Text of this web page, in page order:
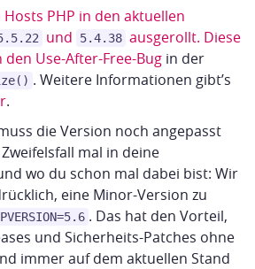
PHP in den aktuellen
und 5.4.38 ausgerollt. Diese
den Use-After-Free-Bug in der
. Weitere Informationen gibt’s
.
die Version noch angepasst
mal in deine
wo du schon mal dabei bist: Wir
eine Minor-Version zu
. Das hat den Vorteil,
und Sicherheits-Patches ohne
immer auf dem aktuellen Stand